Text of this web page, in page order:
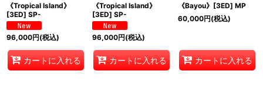
《Tropical Island》
[3ED] SP-
96,000円(税込)
カートに入れる
《Tropical Island》
[3ED] SP-
96,000円(税込)
カートに入れる
《Bayou》[3ED] MP
60,000円(税込)
カートに入れる